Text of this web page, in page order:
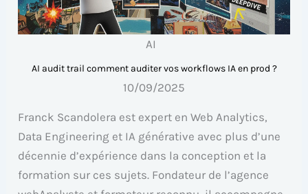
AI
AI audit trail comment auditer vos workflows IA en prod ?
10/09/2025
Franck Scandolera est expert en Web Analytics,
Data Engineering et IA générative avec plus d’une
décennie d’expérience dans la conception et la
formation sur ces sujets. Fondateur de l’agence